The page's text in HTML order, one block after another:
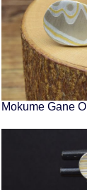
Mokume Gane